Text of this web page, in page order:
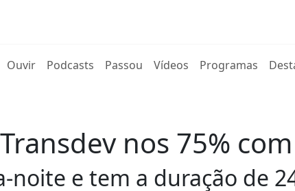
Ouvir(current)
Podcasts Passou Vídeos Programas
nos 75%
noite e tem a duração de